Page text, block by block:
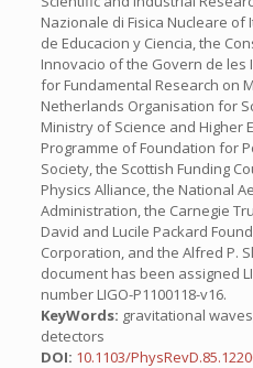
Nazionale di Fisica Nucleare
de Educacion y Ciencia, the
Innovacio of the Govern de les
for Fundamental Research on
Netherlands Organisation for
Ministry of Science and Higher
Programme of Foundation for
Society, the Scottish Funding
Physics Alliance, the National
Administration, the Carnegie
David and Lucile Packard
Corporation, and the Alfred P.
document has been assigned
number LIGO-P1100118-v16.
KeyWords: gravitational
detectors
DOI: 10.1103/